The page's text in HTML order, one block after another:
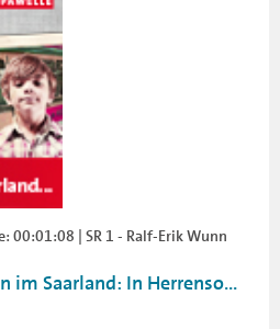
00:01:08 | SR 1 - Ralf-Erik Wunn
im Saarland: In Herrenso...